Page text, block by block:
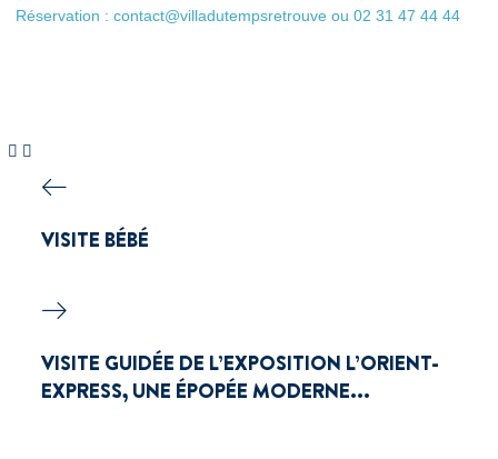
Réservation : contact@villadutempsretrouve ou 02 31 47 44 44
VISITE BÉBÉ
VISITE GUIDÉE DE L’EXPOSITION L’ORIENT-
EXPRESS, UNE ÉPOPÉE MODERNE...